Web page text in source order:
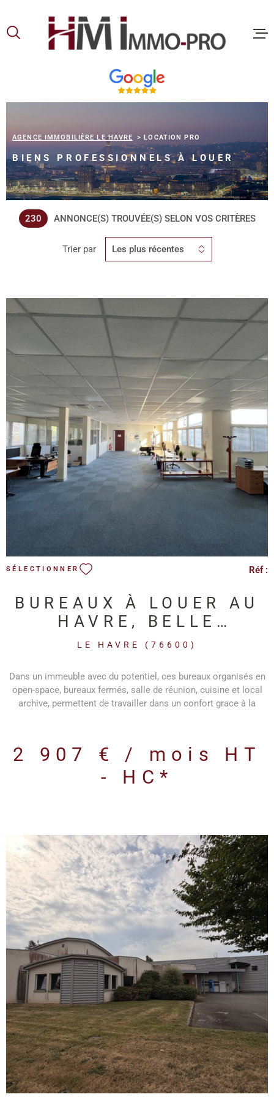
lamenu
contenu
LOUER
VOUS
NOS
BLOG
AGENCE IMMOBILIÈRE LE HAVRE LOCATION PRO
BIENS PROFESSIONNELS À LOUER
230 ANNONCE(S) TROUVÉE(S) SELON VOS CRITÈRES
Trier par Les plus récentes
VOIR LE BIEN
SÉLECTIONNER Réf :
BUREAUX À LOUER AU
HAVRE, BELLE
SURFACE.
LE HAVRE (76600)
Dans un immeuble avec du potentiel, ces bureaux organisés en
open-space, bureaux fermés, salle de réunion, cuisine et local
archive, permettent de travailler dans un confort grace à la
2 907 € / mois
HT
- HC*
VOIR LE BIEN